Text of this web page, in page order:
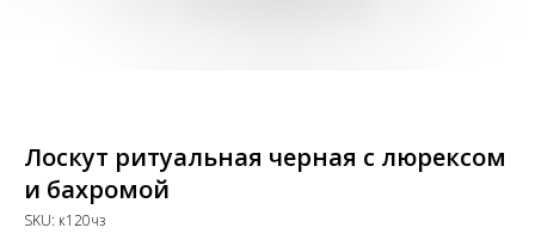
Лоскут ритуальная черная с люрексом
и бахромой
SKU: к120чз